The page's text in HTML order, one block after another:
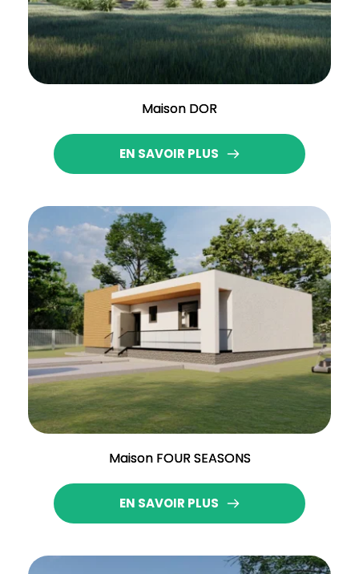
Maison DOR
EN SAVOIR PLUS
Maison FOUR SEASONS
EN SAVOIR PLUS